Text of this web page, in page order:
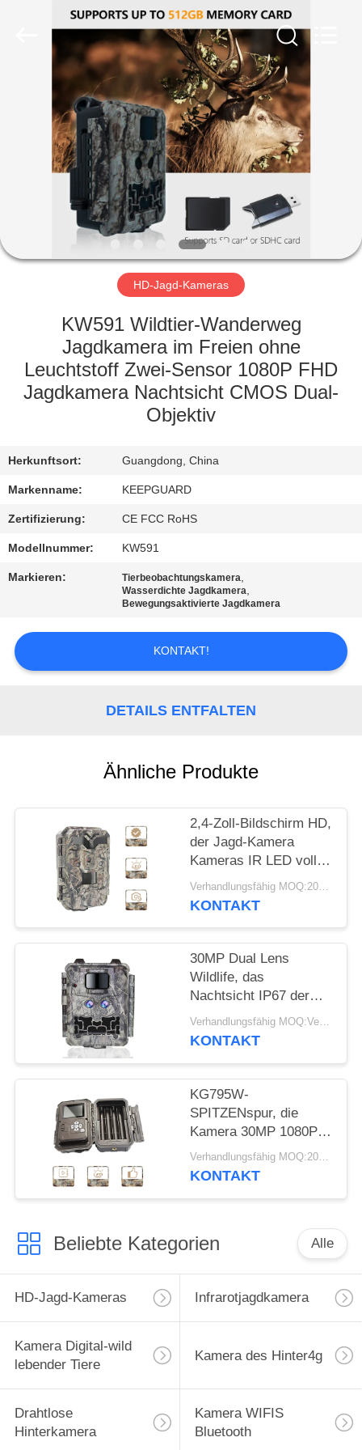
HAUSE
PRODUKTE
VIDEOS
ÜBER
WERKSBESICHTIGUNG
QUALITÄTSKONTROLLE
MIT
UNS
NEUIGKEITEN
UM
EIN
ANGEBOT
DATENSCHUTZRICHTLINIE
HD-Jagd-Kameras
KW591 Wildtier-Wanderweg
Jagdkamera im Freien ohne
Leuchtstoff Zwei-Sensor 1080P FHD
Jagdkamera Nachtsicht CMOS Dual-
Objektiv
Herkunftsort: Guangdong, China
Markenname: KEEPGUARD
Zertifizierung: CE FCC RoHS
Modellnummer: KW591
Markieren: Tierbeobachtungskamera,
Wasserdichte Jagdkamera,
Bewegungsaktivierte Jagdkamera
KONTAKT!
DETAILS ENTFALTEN
Ähnliche Produkte
2,4-Zoll-Bildschirm HD,
der Jagd-Kamera
Kameras IR LED volle
HD 1080P Hinterjagt Verhandlungsfähig MOQ:20pcs
KONTAKT
30MP Dual Lens
Wildlife, das
Nachtsicht IP67 der
Kamera-1080P jagt
Verhandlungsfähig MOQ:Verkäuflich
KONTAKT
KG795W-
SPITZENspur, die
Kamera 30MP 1080P
HD für Tier der wild
lebenden Tiere jagt
Verhandlungsfähig MOQ:20pcs
KONTAKT
Beliebte Kategorien Alle
HD-Jagd-Kameras Infrarotjagdkamera
Kamera Digital-wild
lebender Tiere
Kamera des Hinter4g
Drahtlose
Hinterkamera
Kamera WIFIS
Bluetooth